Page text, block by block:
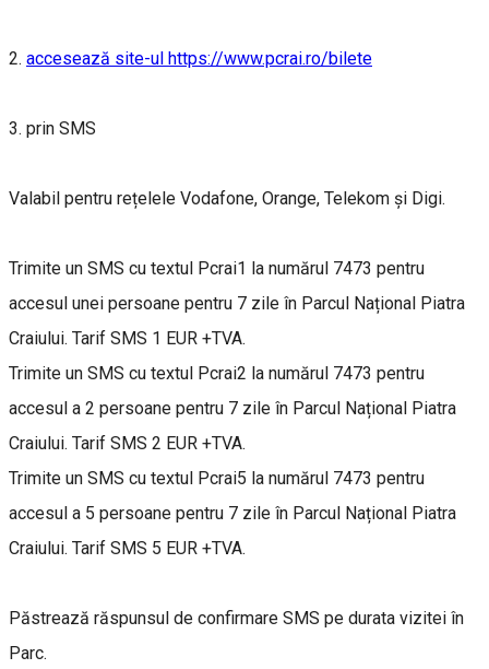
2. accesează site-ul https://www.pcrai.ro/bilete
3. prin SMS
Valabil pentru rețelele Vodafone, Orange, Telekom și Digi.
Trimite un SMS cu textul Pcrai1 la numărul 7473 pentru
accesul unei persoane pentru 7 zile în Parcul Național Piatra
Craiului. Tarif SMS 1 EUR +TVA.
Trimite un SMS cu textul Pcrai2 la numărul 7473 pentru
accesul a 2 persoane pentru 7 zile în Parcul Național Piatra
Craiului. Tarif SMS 2 EUR +TVA.
Trimite un SMS cu textul Pcrai5 la numărul 7473 pentru
accesul a 5 persoane pentru 7 zile în Parcul Național Piatra
Craiului. Tarif SMS 5 EUR +TVA.
Păstrează răspunsul de confirmare SMS pe durata vizitei în
Parc.